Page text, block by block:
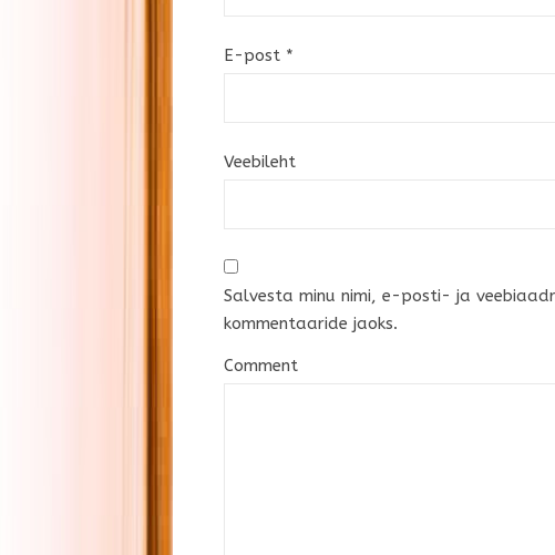
E-post *
Veebileht
Salvesta minu nimi, e-posti- ja
kommentaaride jaoks.
Comment